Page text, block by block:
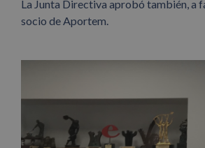
La Junta Directiva aprobó también, a
socio de Aportem.